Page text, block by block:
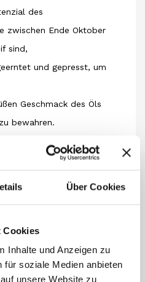
Über Cookies
Cookies
Inhalte und Anzeigen zu
für soziale Medien anbieten
unsere Website zu
des
zwischen Ende Oktober
sind,
und gepresst, um
Geschmack des Öls
bewahren.
süß, mit einem leichten